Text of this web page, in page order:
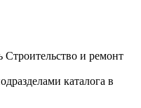
Строительство и ремонт
каталога в